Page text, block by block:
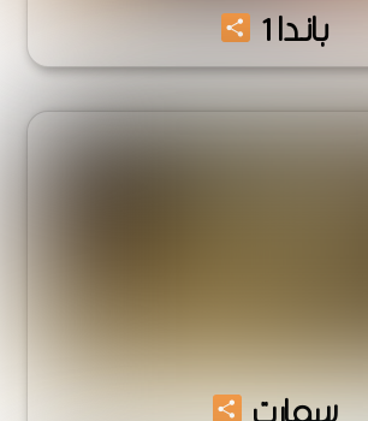
باندا 1 Share
Share